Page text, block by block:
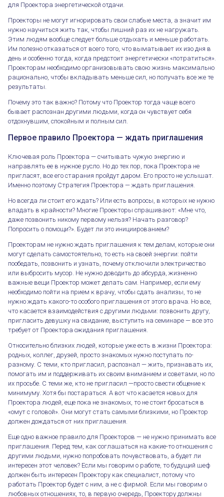
для Проектора энергетической отдачи.
Проекторы не могут игнорировать свои слабые места, а значит им
нужно научиться жить так, чтобы лишний раз их не нагружать.
Этим людям вообще следует больше отдыхать и меньше работать.
Им полезно отказаться от всего того, что выматывает их изо дня в
день и особенно тогда, когда предстоит энергетически «потратиться».
Проекторам необходимо организовывать свою жизнь максимально
рационально, чтобы вкладывать меньше сил, но получать все же те
результаты.
Почему это так важно? Потому что Проектор тогда чаще всего
бывает распознан другими людьми, когда он чувствует себя
отдохнувшим, спокойным и полным сил.
Первое правило Проектора — ждать приглашения
Ключевая роль Проектора — считывать чужую энергию и
направлять ее в нужное русло. Но до тех пор, пока Проектора не
пригласят, все его старания пройдут даром. Его просто не услышат.
Именно поэтому Стратегия Проектора — ждать приглашения.
Но всегда ли стоит его ждать? Или есть вопросы, в которых не нужно
впадать в крайности? Многие Проекторы спрашивают: «Мне что,
даже позвонить никому первому нельзя? Начать разговор?
Попросить о помощи?». Будет ли это инициированием?
Проекторам не нужно ждать приглашения к тем делам, которые они
могут сделать самостоятельно, то есть на своей энергии: пойти
пообедать, позвонить и узнать, почему отключили электричество
или выбросить мусор. Не нужно доводить до абсурда, жизненно
важные вещи Проектор может делать сам. Например, если ему
необходимо пойти на прием к врачу, чтобы сдать анализы, то не
нужно ждать какого-то особого приглашения от этого врача. Но все,
что касается взаимодействия с другими людьми: позвонить другу,
пригласить девушку на свидание, выступить на семинаре — все это
требует от Проектора ожидания приглашения.
Относительно близких людей, которые уже есть в жизни Проектора:
родных, коллег, друзей, просто знакомых нужно поступать по-
разному. С теми, кто пригласил, распознал — жить, признавать их,
помогать им и поддерживать их своим вниманием и советами, но по
их просьбе. С теми же, кто не пригласил —просто свести общение к
минимуму. Хотя бы постараться. А вот что касается новых для
Проектора людей, еще пока не знакомых, то не стоит бросаться в
«омут с головой». Они могут стать самыми близкими, но Проектор
должен дождаться от них приглашения.
Еще одно важное правило для Проекторов — не нужно принимать все
приглашения. Перед тем, как соглашаться на какие-то отношения с
другими людьми, нужно попробовать почувствовать, а будет ли
интересен этот человек? Если мы говорим о работе, то будущий шеф
должен быть интересен Проектору как специалист, потому что
работать Проектор будет с ним, а не с фирмой. Если мы говорим о
любовных отношениях, то, в первую очередь, Проектору должны